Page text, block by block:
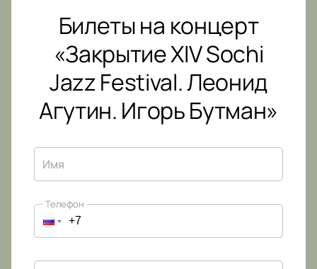
Билеты на концерт
«Закрытие XIV Sochi
Jazz Festival. Леонид
Агутин. Игорь Бутман»
Имя
Телефон